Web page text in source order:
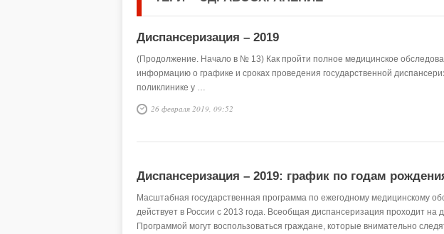
Диспансеризация – 2019
(Продолжение. Начало в № 13) Как пройти полное медицинское
информацию о графике и сроках проведения государственной
поликлинике у …
26 февраля 2019, 09:52
Диспансеризация – 2019: график по годам
Масштабная государственная программа по ежегодному медицинскому
действует в России с 2013 года. Всеобщая диспансеризация проходит на
Программой могут воспользоваться граждане, которые внимательно